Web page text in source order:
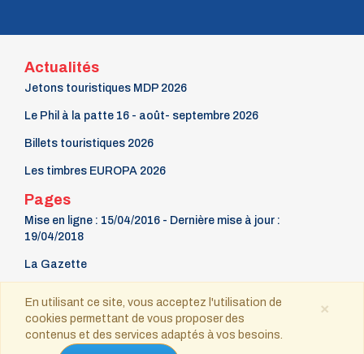
Actualités
Jetons touristiques MDP 2026
Le Phil à la patte 16 - août- septembre 2026
Billets touristiques 2026
Les timbres EUROPA 2026
Pages
Mise en ligne : 15/04/2016 - Dernière mise à jour :
19/04/2018
La Gazette
Contact
×
En utilisant ce site, vous acceptez l'utilisation de
cookies permettant de vous proposer des
contenus et des services adaptés à vos besoins.